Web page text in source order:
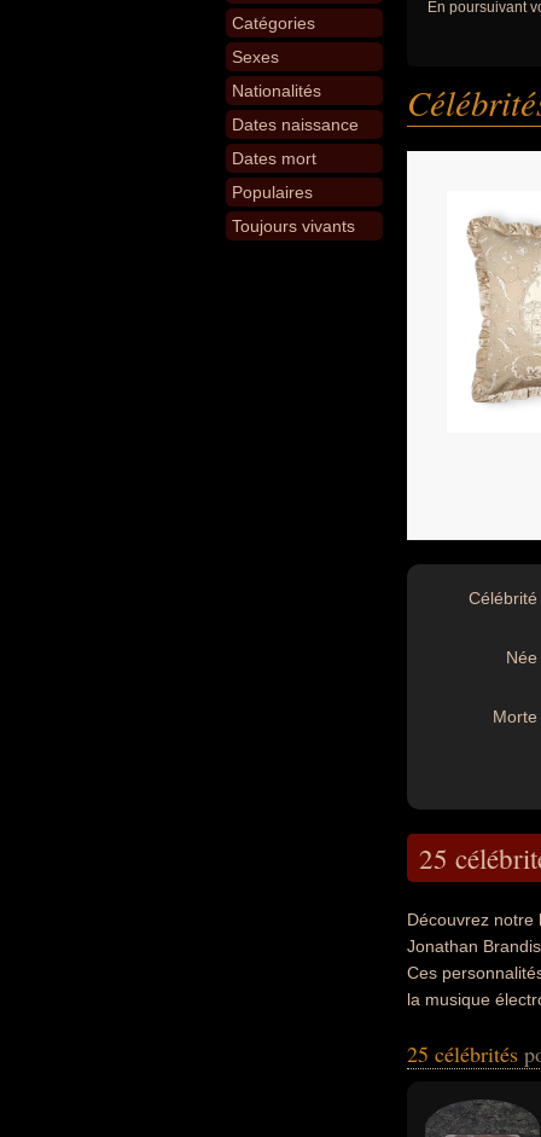
Catégories
Sexes
Nationalités
Dates naissance
Dates mort
Populaires
Toujours vivants
En poursuivant
Célébrité
Née
Morte
25
Découvrez notre
Jonathan
Ces
la musique
peuvent
producteur de
arrangeur
25 célébrités